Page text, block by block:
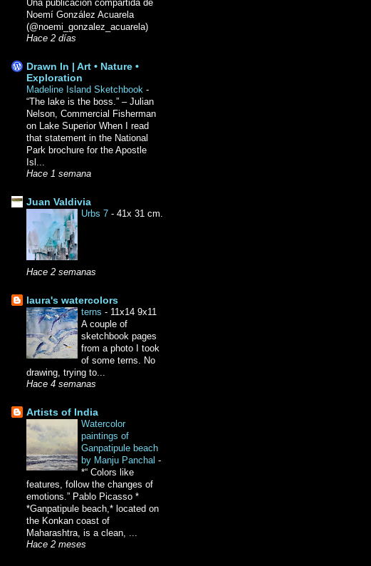
Una publicación compartida de
Noemí González Acuarela
(@noemi_gonzalez_acuarela)
Hace 2 días
Drawn In | Art • Nature •
Exploration
Madeline Island Sketchbook -
“The lake is the boss.” – Julian
Nelson, Commercial Fisherman
on Lake Superior When I read
that statement in the National
Park brochure for the Apostle
Isl...
Hace 1 semana
Juan Valdivia
Urbs 7 - 41x 31 cm.
Hace 2 semanas
laura's watercolors
terns - 11x14 9x11
A couple of
sketchbook pages
from a photo I took
of some terns. No
drawing, trying to...
Hace 4 semanas
Artists of India
Watercolor
paintings of
Ganpatipule beach
by Manju Panchal -
*“ Colors like
features, follow the changes of
emotions.” Pablo Picasso *
*Ganpatipule beach,* located on
the Konkan coast of
Maharashtra, is a clean, ...
Hace 2 meses